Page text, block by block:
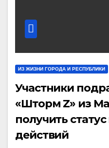
ИЗ ЖИЗНИ ГОРОДА И РЕСПУБЛИКИ
Участники
«Шторм Z» из
получить
действий